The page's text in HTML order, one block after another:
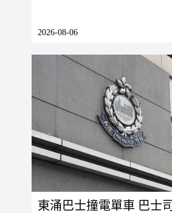
2026-08-06
東涌巴士撞電單車 巴士